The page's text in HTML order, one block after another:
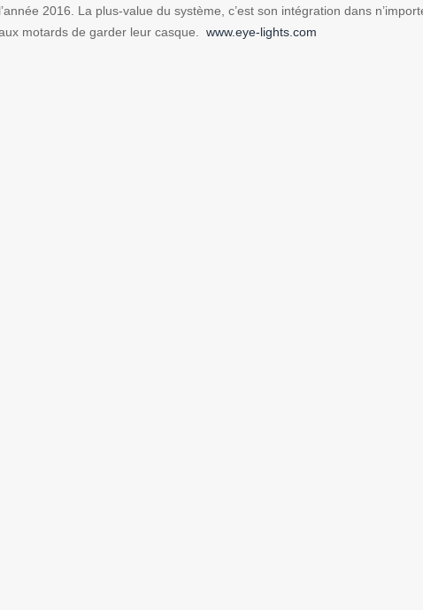
2016. La plus-value du système, c’est son intégration dans
motards de garder leur casque. www.eye-lights.com